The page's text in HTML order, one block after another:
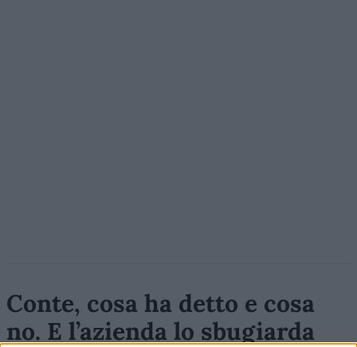
Conte, cosa ha detto e cosa
no. E l’azienda lo sbugiarda